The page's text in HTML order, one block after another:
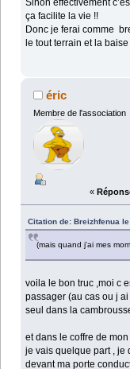
ça facilite la vie !!
Donc je ferai comme
le tout terrain et la baise
éric
Membre de l'association
«
Citation de: Breizhfenua
(mais quand j'ai mes
voila le bon truc ,moi c
passager (au cas ou j
seul dans la
et dans le coffre de
je vais quelque part , je
devant ma porte